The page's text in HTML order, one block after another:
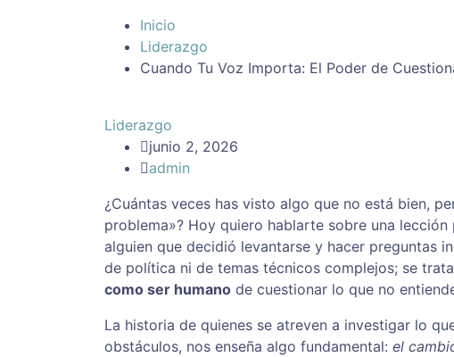
Inicio
Liderazgo
Cuando Tu Voz Importa: El Poder de
Liderazgo
junio 2, 2026
admin
¿Cuántas veces has visto algo que no está bien,
problema»? Hoy quiero hablarte sobre una
alguien que decidió levantarse y hacer preguntas
de política ni de temas técnicos complejos; se
como ser humano de cuestionar lo que no
La historia de quienes se atreven a investigar lo
obstáculos, nos enseña algo fundamental: el